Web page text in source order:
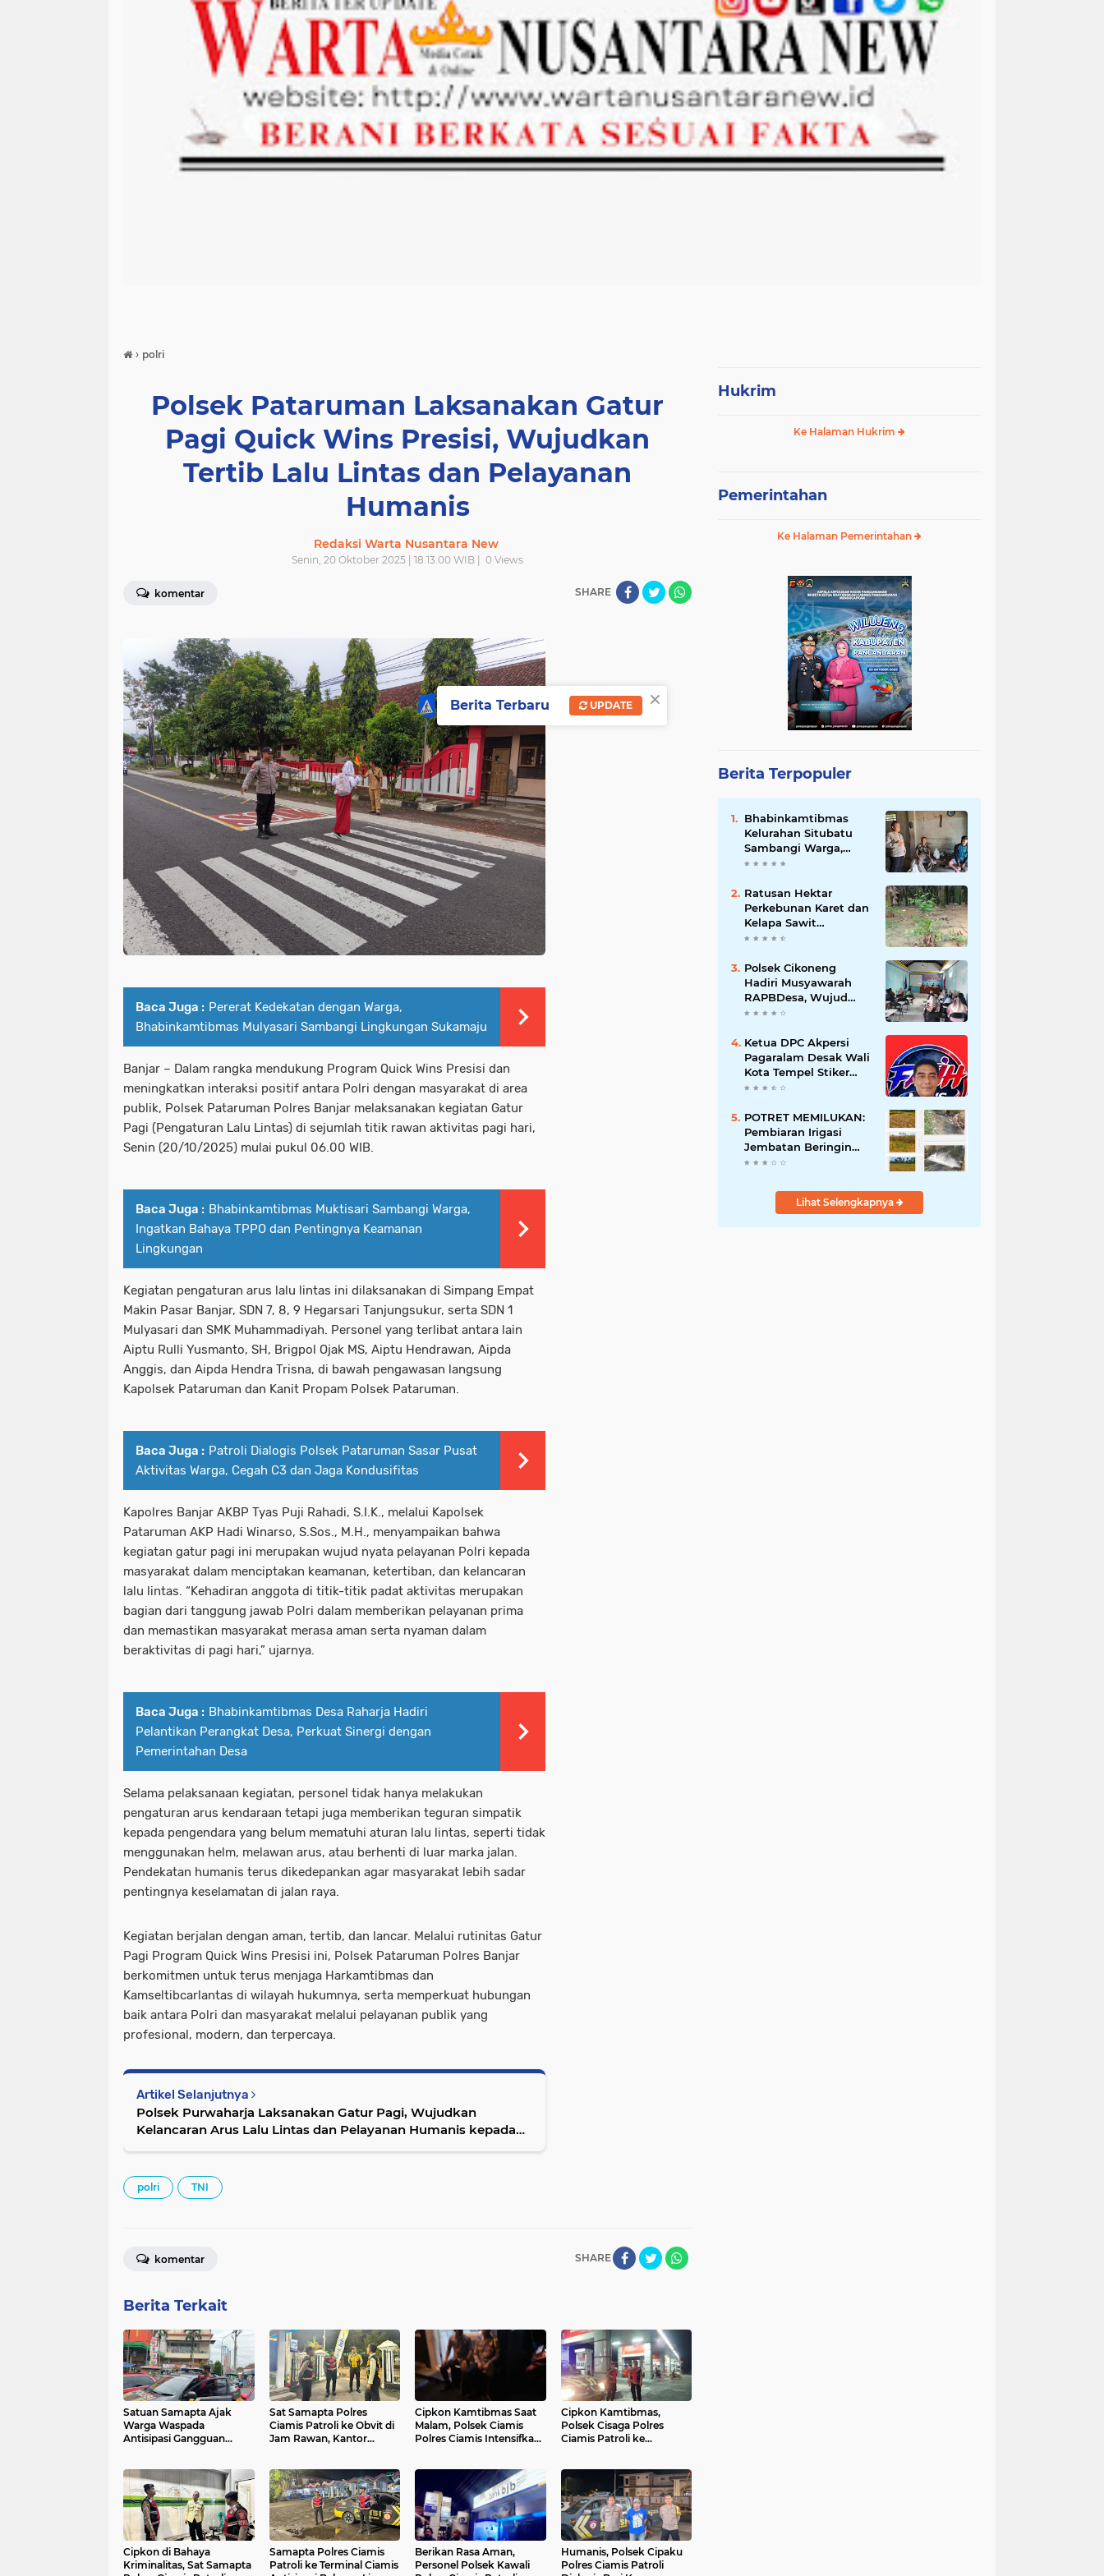
› polri
Polsek Pataruman Laksanakan Gatur
Pagi Quick Wins Presisi, Wujudkan
Tertib Lalu Lintas dan Pelayanan
Humanis
Redaksi Warta Nusantara New
Senin, 20 Oktober 2025 | 18.13.00 WIB | 0 Views
komentar SHARE
Baca Juga : Pererat Kedekatan dengan Warga,
Bhabinkamtibmas Mulyasari Sambangi Lingkungan Sukamaju
Banjar – Dalam rangka mendukung Program Quick Wins Presisi dan
meningkatkan interaksi positif antara Polri dengan masyarakat di area
publik, Polsek Pataruman Polres Banjar melaksanakan kegiatan Gatur
Pagi (Pengaturan Lalu Lintas) di sejumlah titik rawan aktivitas pagi hari,
Senin (20/10/2025) mulai pukul 06.00 WIB.
Baca Juga : Bhabinkamtibmas Muktisari Sambangi Warga,
Ingatkan Bahaya TPPO dan Pentingnya Keamanan
Lingkungan
Kegiatan pengaturan arus lalu lintas ini dilaksanakan di Simpang Empat
Makin Pasar Banjar, SDN 7, 8, 9 Hegarsari Tanjungsukur, serta SDN 1
Mulyasari dan SMK Muhammadiyah. Personel yang terlibat antara lain
Aiptu Rulli Yusmanto, SH, Brigpol Ojak MS, Aiptu Hendrawan, Aipda
Anggis, dan Aipda Hendra Trisna, di bawah pengawasan langsung
Kapolsek Pataruman dan Kanit Propam Polsek Pataruman.
Baca Juga : Patroli Dialogis Polsek Pataruman Sasar Pusat
Aktivitas Warga, Cegah C3 dan Jaga Kondusifitas
Kapolres Banjar AKBP Tyas Puji Rahadi, S.I.K., melalui Kapolsek
Pataruman AKP Hadi Winarso, S.Sos., M.H., menyampaikan bahwa
kegiatan gatur pagi ini merupakan wujud nyata pelayanan Polri kepada
masyarakat dalam menciptakan keamanan, ketertiban, dan kelancaran
lalu lintas. “Kehadiran anggota di titik-titik padat aktivitas merupakan
bagian dari tanggung jawab Polri dalam memberikan pelayanan prima
dan memastikan masyarakat merasa aman serta nyaman dalam
beraktivitas di pagi hari,” ujarnya.
Baca Juga : Bhabinkamtibmas Desa Raharja Hadiri
Pelantikan Perangkat Desa, Perkuat Sinergi dengan
Pemerintahan Desa
Selama pelaksanaan kegiatan, personel tidak hanya melakukan
pengaturan arus kendaraan tetapi juga memberikan teguran simpatik
kepada pengendara yang belum mematuhi aturan lalu lintas, seperti tidak
menggunakan helm, melawan arus, atau berhenti di luar marka jalan.
Pendekatan humanis terus dikedepankan agar masyarakat lebih sadar
pentingnya keselamatan di jalan raya.
Kegiatan berjalan dengan aman, tertib, dan lancar. Melalui rutinitas Gatur
Pagi Program Quick Wins Presisi ini, Polsek Pataruman Polres Banjar
berkomitmen untuk terus menjaga Harkamtibmas dan
Kamseltibcarlantas di wilayah hukumnya, serta memperkuat hubungan
baik antara Polri dan masyarakat melalui pelayanan publik yang
profesional, modern, dan terpercaya.
Artikel Selanjutnya
Polsek Purwaharja Laksanakan Gatur Pagi, Wujudkan
Kelancaran Arus Lalu Lintas dan Pelayanan Humanis kepada
polri TNI
SHARE
komentar
Berita Terkait
Satuan Samapta Ajak
Warga Waspada
Antisipasi Gangguan
Patroli ke Simpang
Empat Yogya Ciamis Beri
Imbauan Kamtibmas
Berikan Rasa Aman, Sat
Samapta Polres Ciamis
Beri Himbauan
Kamtibmas ke Warga
Sat Samapta Polres
Ciamis Patroli ke Obvit di
Jam Rawan, Kantor
Cipkon Kamtibmas Saat
Malam, Polsek Ciamis
Polres Ciamis Intensifkan
Cipkon Kamtibmas,
Polsek Cisaga Polres
Ciamis Patroli ke
Cipkon di Bahaya
Kriminalitas, Sat Samapta
Samapta Polres Ciamis
Patroli ke Terminal Ciamis
Berikan Rasa Aman,
Personel Polsek Kawali
Humanis, Polsek Cipaku
Polres Ciamis Patroli
Hukrim
Ke Halaman Hukrim
Pemerintahan
Ke Halaman Pemerintahan
Berita Terpopuler
Bhabinkamtibmas
Kelurahan Situbatu
Sambangi Warga,
Perkuat Silaturahmi
Wilayah
Ratusan Hektar
Perkebunan Karet dan
Kelapa Sawit
terendam banjir
Polsek Cikoneng
Hadiri Musyawarah
RAPBDesa, Wujud
Peran Polri Kawal
Kamtibmas Desa
Sindangkasih
Ketua DPC Akpersi
Pagaralam Desak Wali
Kota Tempel Stiker
‘Milik Pemerintah’ di
Penyalahgunaan Aset!
POTRET MEMILUKAN:
Pembiaran Irigasi
Jembatan Beringin
Pagar Alam Berujung
Lihat Selengkapnya
×
Berita Terbaru UPDATE